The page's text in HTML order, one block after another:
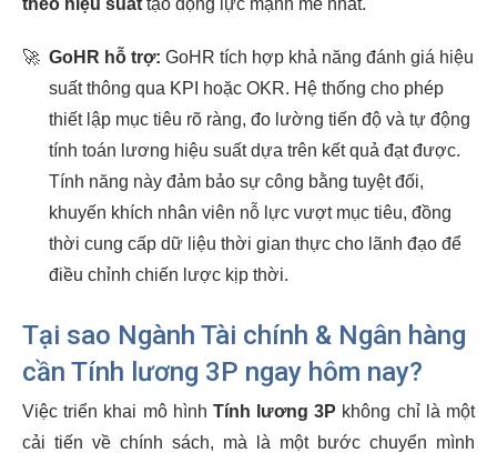
theo hiệu suất tạo động lực mạnh mẽ nhất.
🚀 GoHR hỗ trợ: GoHR tích hợp khả năng đánh giá hiệu
suất thông qua KPI hoặc OKR. Hệ thống cho phép
thiết lập mục tiêu rõ ràng, đo lường tiến độ và tự động
tính toán lương hiệu suất dựa trên kết quả đạt được.
Tính năng này đảm bảo sự công bằng tuyệt đối,
khuyến khích nhân viên nỗ lực vượt mục tiêu, đồng
thời cung cấp dữ liệu thời gian thực cho lãnh đạo để
điều chỉnh chiến lược kịp thời.
Tại sao Ngành Tài chính & Ngân hàng
cần Tính lương 3P ngay hôm nay?
Việc triển khai mô hình Tính lương 3P không chỉ là một
cải tiến về chính sách, mà là một bước chuyển mình